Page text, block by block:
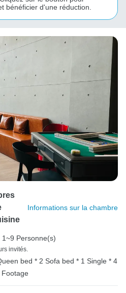
bénéficier d'une réduction.
Informations sur la chambre
1~9 Personne(s)
invités.
bed * 2 Sofa bed * 1 Single * 4